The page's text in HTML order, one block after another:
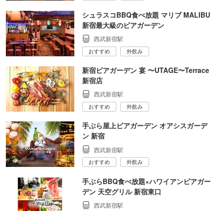
シュラスコBBQ食べ放題 マリブ MALIBU
新宿最大級のビアガーデン
西武新宿駅
おすすめ 外飲み
新宿ビアガーデン 宴 〜UTAGE〜Terrace
新宿店
西武新宿駅
おすすめ 外飲み
手ぶら屋上ビアガーデン オアシスガーデ
ン 新宿
西武新宿駅
おすすめ 外飲み
手ぶらBBQ食べ放題×ハワイアンビアガー
デン 天空グリル 新宿東口
西武新宿駅